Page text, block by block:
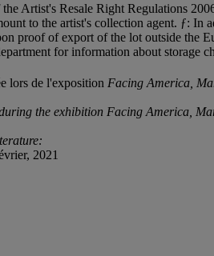
Artist's Resale Right Regulations
to the artist's collection agent. ƒ:
proof of export of the lot outside the
for information about storage
lors de l'exposition Facing America,
the exhibition Facing America,
2021